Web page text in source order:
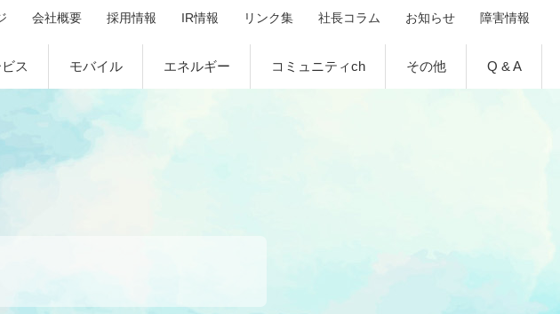
会社概要 採用情報 IR情報 リンク集 社長コラム お知らせ 障害情報
ス モバイル エネルギー コミュニティch その他 Q & A